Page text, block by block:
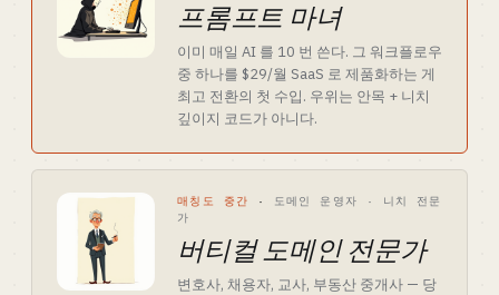
프롬프트 마녀
이미 매일 AI 를 10 번 쓴다. 그 워크플로우
중 하나를 $29/월 SaaS 로 제품화하는 게
최고 전환의 첫 수입. 우위는 안목 + 니치
깊이지 코드가 아니다.
매칭도 중간 ·
도메인 운영자 · 니치 전문
가
버티컬 도메인 전문가
변호사, 채용자, 교사, 부동산 중개사 — 당